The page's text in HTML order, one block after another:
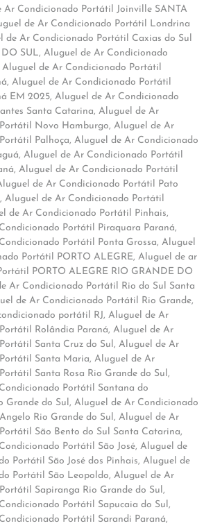
Ar Condicionado Portátil Joinville SANTA
de Ar Condicionado Portátil Londrina
de Ar Condicionado Portátil Caxias do Sul
SUL, Aluguel de Ar Condicionado
Aluguel de Ar Condicionado Portátil
, Aluguel de Ar Condicionado Portátil
EM 2025, Aluguel de Ar Condicionado
Santa Catarina, Aluguel de Ar
Novo Hamburgo, Aluguel de Ar
Palhoça, Aluguel de Ar Condicionado
, Aluguel de Ar Condicionado Portátil
, Aluguel de Ar Condicionado Portátil
de Ar Condicionado Portátil Pato
, Aluguel de Ar Condicionado Portátil
de Ar Condicionado Portátil Pinhais,
Portátil Piraquara Paraná,
Portátil Ponta Grossa, Aluguel
Portátil PORTO ALEGRE, Aluguel de ar
PORTO ALEGRE RIO GRANDE DO
Ar Condicionado Portátil Rio do Sul Santa
de Ar Condicionado Portátil Rio Grande,
portátil RJ, Aluguel de Ar
Rolândia Paraná, Aluguel de Ar
Santa Cruz do Sul, Aluguel de Ar
Santa Maria, Aluguel de Ar
Santa Rosa Rio Grande do Sul,
Portátil Santana do
Grande do Sul, Aluguel de Ar Condicionado
Rio Grande do Sul, Aluguel de Ar
São Bento do Sul Santa Catarina,
Portátil São José, Aluguel de
Portátil São José dos Pinhais, Aluguel de
Portátil São Leopoldo, Aluguel de Ar
Sapiranga Rio Grande do Sul,
Portátil Sapucaia do Sul,
Portátil Sarandi Paraná,